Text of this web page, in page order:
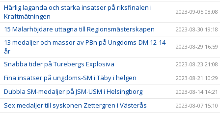
Härlig laganda och starka insatser på riksfinalen i
Kraftmätningen
2023-09-05 08:08
15 Mälarhöjdare uttagna till Regionsmästerskapen 2023-08-30 19:18
13 medaljer och massor av PBn på Ungdoms-DM 12-14
år
2023-08-29 16:59
Snabba tider på Turebergs Explosiva 2023-08-23 21:08
Fina insatser på ungdoms-SM i Täby i helgen 2023-08-21 10:29
Dubbla SM-medaljer på JSM-USM i Helsingborg 2023-08-14 14:21
Sex medaljer till syskonen Zettergren i Västerås 2023-08-07 15:10